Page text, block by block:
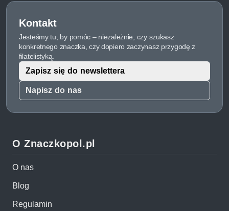
Kontakt
Jesteśmy tu, by pomóc – niezależnie, czy szukasz
konkretnego znaczka, czy dopiero zaczynasz przygodę z
filatelistyką.
Napisz do nas
Zapisz się do newslettera
O Znaczkopol.pl
O nas
Blog
Regulamin